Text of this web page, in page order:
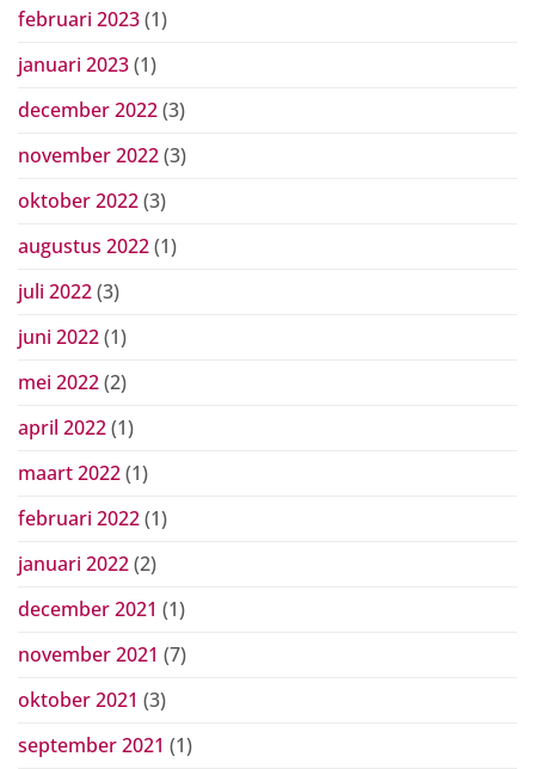
februari 2023(1)
januari 2023(1)
december 2022(3)
november 2022(3)
oktober 2022(3)
augustus 2022(1)
juli 2022(3)
juni 2022(1)
mei 2022(2)
april 2022(1)
maart 2022(1)
februari 2022(1)
januari 2022(2)
december 2021 (1)
november 2021 (7)
oktober 2021 (3)
september 2021 (1)